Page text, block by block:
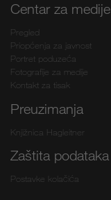
Centar za medije
Pregled
Priopćenja za javnost
Portret poduzeća
Fotografije za medije
Kontakt za tisak
Preuzimanja
Knjižnica Hagleitner
Zaštita podataka
Postavke kolačića